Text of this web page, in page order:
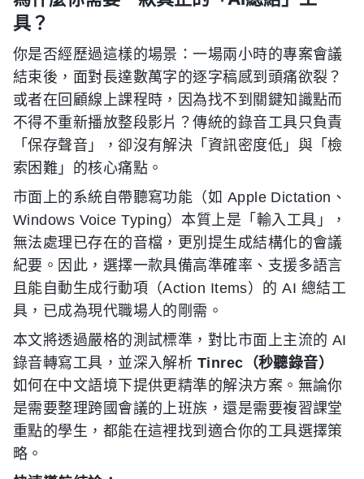
具？
你是否經歷過這樣的場景：一場兩小時的專案會議
結束後，面對長達數萬字的逐字稿感到頭痛欲裂？
或者在回顧線上課程時，因為找不到關鍵知識點而
不得不重新播放整段影片？傳統的錄音工具只負責
「保存聲音」，卻沒有解決「資訊密度低」與「檢
索困難」的核心痛點。
市面上的系統自帶聽寫功能（如 Apple Dictation、
Windows Voice Typing）本質上是「輸入工具」，
無法處理已存在的音檔，更別提生成結構化的會議
紀要。因此，選擇一款具備高準確率、支援多語言
且能自動生成行動項（Action Items）的 AI 總結工
具，已成為現代職場人的剛需。
本文將透過嚴格的測試標準，對比市面上主流的 AI
錄音轉寫工具，並深入解析 Tinrec（秒聽錄音）
如何在中文語境下提供更精準的解決方案。無論你
是需要整理跨國會議的上班族，還是需要複習課堂
重點的學生，都能在這裡找到適合你的工具選擇策
略。